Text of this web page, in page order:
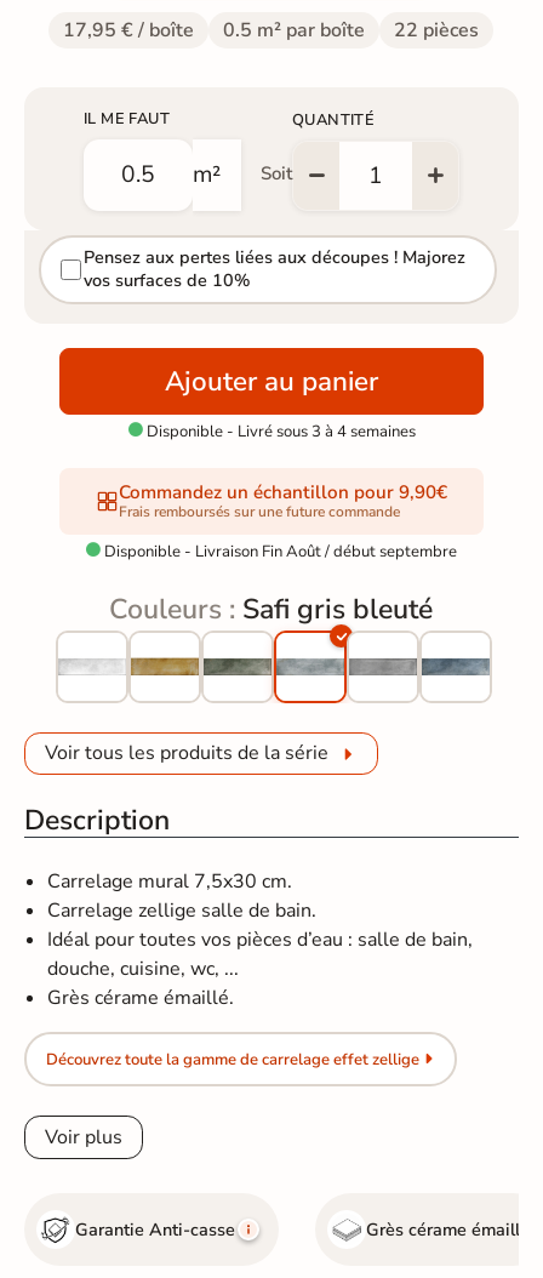
17,95 € / boîte 0.5 m² par boîte 22 pièces
IL ME FAUT
m² Soit
QUANTITÉ
Pensez aux pertes liées aux découpes ! Majorez
vos surfaces de 10%
Ajouter au panier
Disponible - Livré sous 3 à 4 semaines
Commandez un échantillon pour 9,90€
Frais remboursés sur une future commande
 Disponible - Livraison Fin Août / début septembre
Couleurs : Safi gris bleuté
Voir tous les produits de la série
Description
Carrelage mural 7,5x30 cm.
Carrelage zellige salle de bain.
Idéal pour toutes vos pièces d’eau : salle de bain,
douche, cuisine, wc, ...
Grès cérame émaillé.
Découvrez toute la gamme de carrelage effet zellige
Voir plus
Garantie Anti-casse Grès cérame émaillé